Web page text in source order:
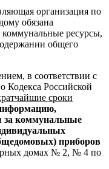
организация по
обязана
ресурсы,
общего
в соответствии с
Кодекса Российской
сроки
за коммунальные
приборов
домах № 2, № 4 по